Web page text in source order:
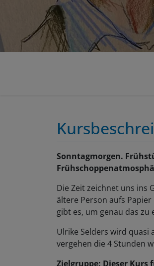
Sonntagmorgen.
Die Zeit zeichnet uns ins
ältere Person aufs
gibt es, um genau das zu
Ulrike Selders wird quasi
vergehen die 4 Stunden
Zielgruppe: Dieser